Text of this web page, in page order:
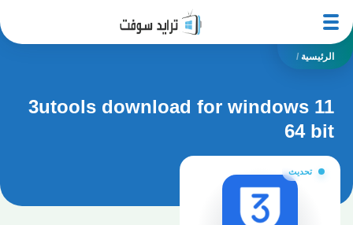
الرئيسية /
3utools download for windows 11
64 bit
تحديث